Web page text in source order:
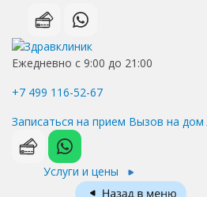
Ежедневно с 9:00 до 21:00
+7 499 116-52-67
Записаться на прием Вызов на дом
Услуги и цены